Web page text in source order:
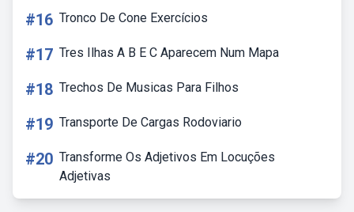
#16 Tronco De Cone Exercícios
#17 Tres Ilhas A B E C Aparecem Num Mapa
#18 Trechos De Musicas Para Filhos
#19 Transporte De Cargas Rodoviario
#20 Transforme Os Adjetivos Em Locuções
Adjetivas